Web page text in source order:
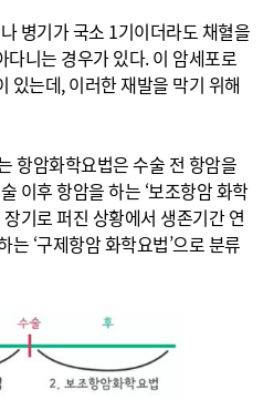
병기가 국소 1기이더라도 채혈을
니는 경우가 있다. 이 암세포로
있는데, 이러한 재발을 막기 위해
항암화학요법은 수술 전 항암을
이후 항암을 하는 ‘보조항암 화학
기로 퍼진 상황에서 생존기간 연
‘구제항암 화학요법’으로 분류